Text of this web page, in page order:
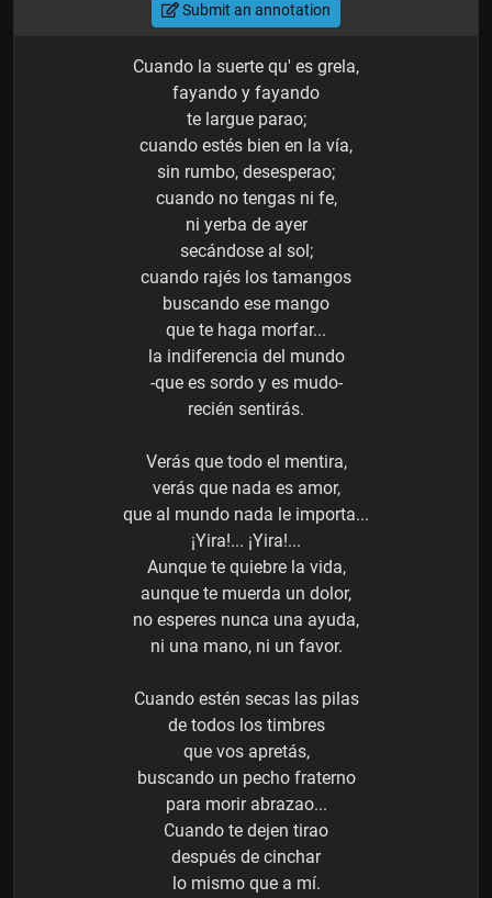
Submit an annotation
Cuando la suerte qu' es grela,
fayando y fayando
te largue parao;
cuando estés bien en la vía,
sin rumbo, desesperao;
cuando no tengas ni fe,
ni yerba de ayer
secándose al sol;
cuando rajés los tamangos
buscando ese mango
que te haga morfar...
la indiferencia del mundo
-que es sordo y es mudo-
recién sentirás.
Verás que todo el mentira,
verás que nada es amor,
que al mundo nada le importa...
¡Yira!... ¡Yira!...
Aunque te quiebre la vida,
aunque te muerda un dolor,
no esperes nunca una ayuda,
ni una mano, ni un favor.
Cuando estén secas las pilas
de todos los timbres
que vos apretás,
buscando un pecho fraterno
para morir abrazao...
Cuando te dejen tirao
después de cinchar
lo mismo que a mí.